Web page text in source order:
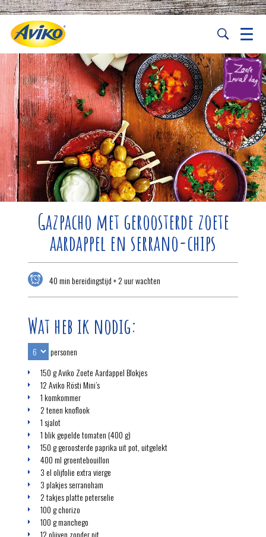
Gazpacho met geroosterde zoete
aardappel en serrano-chips
40 min bereidingstijd + 2 uur wachten
Wat heb ik nodig:
personen
150 g Aviko Zoete Aardappel Blokjes
12 Aviko Rösti Mini’s
1 komkommer
2 tenen knoflook
1 sjalot
1 blik gepelde tomaten (400 g)
150 g geroosterde paprika uit pot, uitgelekt
400 ml groentebouillon
3 el olijfolie extra vierge
3 plakjes serranoham
2 takjes platte peterselie
100 g chorizo
100 g manchego
12 olijven zonder pit